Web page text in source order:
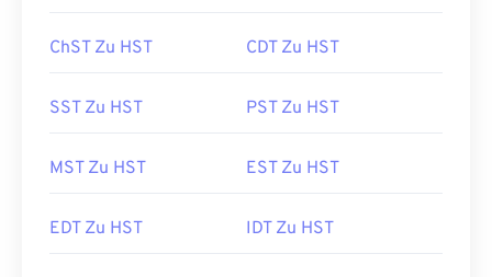
ChST Zu HST CDT Zu HST
SST Zu HST PST Zu HST
MST Zu HST EST Zu HST
EDT Zu HST IDT Zu HST